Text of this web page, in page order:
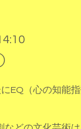
EQ（心の知能